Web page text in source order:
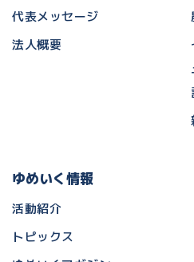
代表メッセージ
法人概要
ゆめいく情報
活動紹介
トピックス